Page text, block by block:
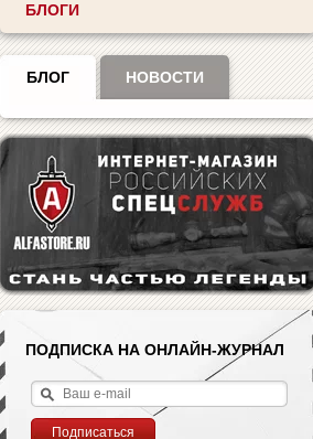
БЛОГИ
БЛОГ НОВОСТИ
ПОДПИСКА НА ОНЛАЙН-ЖУРНАЛ